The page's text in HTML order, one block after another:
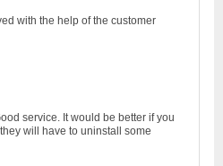
with the help of the customer
service. It would be better if you
will have to uninstall some